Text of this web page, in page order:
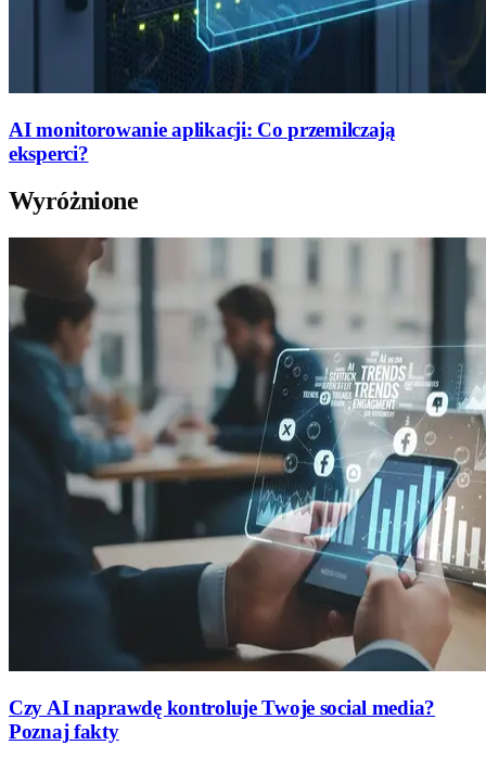
AI monitorowanie aplikacji: Co przemilczają
eksperci?
Wyróżnione
Czy AI naprawdę kontroluje Twoje social media?
Poznaj fakty